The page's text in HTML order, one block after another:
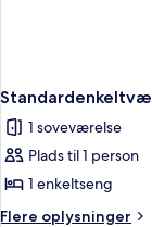
1 soveværelse
Plads til 1 person
1 enkeltseng
Flere oplysninger
Flere